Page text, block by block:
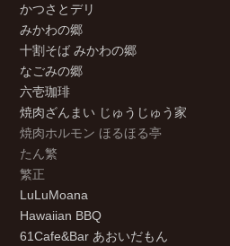
かつさとデリ
みかわの郷
十割そば みかわの郷
なごみの郷
六壱珈琲
焼肉ざんまい じゅうじゅう家
焼肉ホルモン ほるほる亭
たん繁
繁正
LuLuMoana
Hawaiian BBQ
61Cafe&Bar あおいだもん